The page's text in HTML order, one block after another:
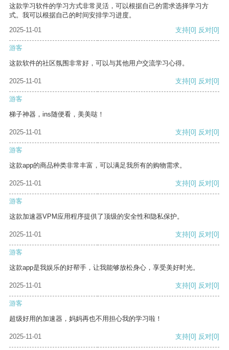
这款学习软件的学习方式非常灵活，可以根据自己的需求选择学习方
式。我可以根据自己的时间安排学习进度。
2025-11-01
支持[0] 反对[0]
游客
这款软件的社区氛围非常好，可以与其他用户交流学习心得。
2025-11-01 支持[0] 反对[0]
游客
梯子神器，ins随便看，美美哒！
2025-11-01 支持[0] 反对[0]
游客
这款app的商品种类非常丰富，可以满足我所有的购物需求。
2025-11-01 支持[0] 反对[0]
游客
这款加速器VPM应用程序提供了顶级的安全性和隐私保护。
2025-11-01 支持[0] 反对[0]
游客
这款app是我娱乐的好帮手，让我能够放松身心，享受美好时光。
2025-11-01 支持[0] 反对[0]
游客
超级好用的加速器，妈妈再也不用担心我的学习啦！
2025-11-01 支持[0] 反对[0]